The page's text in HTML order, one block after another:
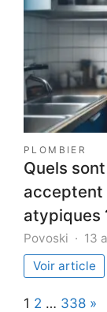
PLOMBIER
Quels
acceptent
atypiques
Povoski 13
Voir article
Page:
1 2 … 338 »